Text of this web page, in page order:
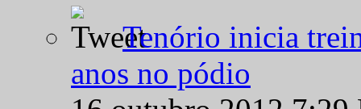
Tenório inicia
anos no pódio